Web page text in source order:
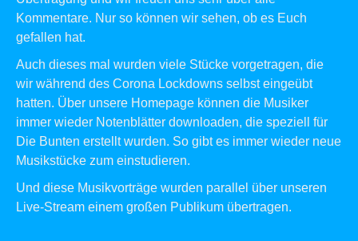
Kommentare. Nur so können wir sehen, ob es Euch
gefallen hat.
Auch dieses mal wurden viele Stücke vorgetragen, die
wir während des Corona Lockdowns selbst eingeübt
hatten. Über unsere Homepage können die Musiker
immer wieder Notenblätter downloaden, die speziell für
Die Bunten erstellt wurden. So gibt es immer wieder neue
Musikstücke zum einstudieren.
Und diese Musikvorträge wurden parallel über unseren
Live-Stream einem großen Publikum übertragen.